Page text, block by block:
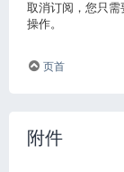
取消订阅，您只
操作。
页首
附件